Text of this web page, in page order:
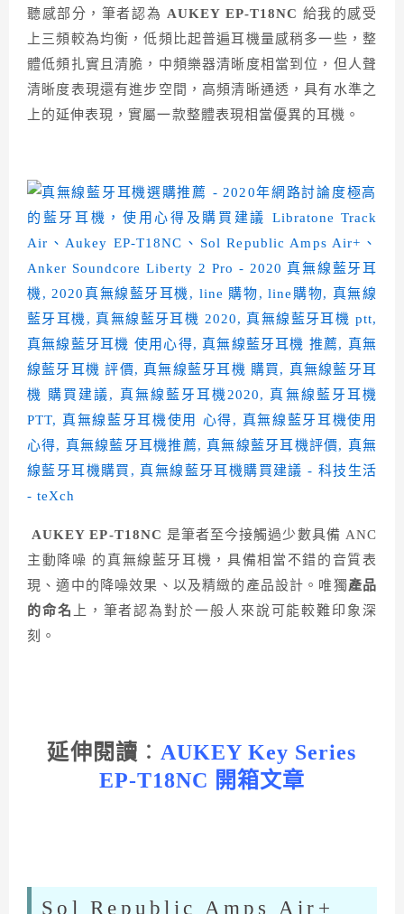
聽感部分，筆者認為 AUKEY EP-T18NC 給我的感受
上三頻較為均衡，低頻比起普遍耳機量感稍多一些，整
體低頻扎實且清脆，中頻樂器清晰度相當到位，但人聲
清晰度表現還有進步空間，高頻清晰通透，具有水準之
上的延伸表現，實屬一款整體表現相當優異的耳機。
AUKEY EP-T18NC 是筆者至今接觸過少數具備 ANC
主動降噪 的真無線藍牙耳機，具備相當不錯的音質表
現、適中的降噪效果、以及精緻的產品設計。唯獨產品
的命名
上，筆者認為對於一般人來說可能較難印象深
刻。
延伸閱讀 ： AUKEY Key Series
EP-T18NC 開箱文章
Sol Republic Amps Air+